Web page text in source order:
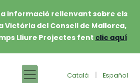
informació rellenvant sobre els
Victòria del Consell de Mallorca,
Lliure Projectes fent clic aquí
Català | Español